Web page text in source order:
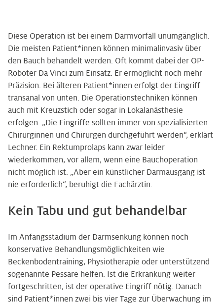
Diese Operation ist bei einem Darmvorfall unumgänglich.
Die meisten Patient*innen können minimalinvasiv über
den Bauch behandelt werden. Oft kommt dabei der OP-
Roboter Da Vinci zum Einsatz. Er ermöglicht noch mehr
Präzision. Bei älteren Patient*innen erfolgt der Eingriff
transanal von unten. Die Operationstechniken können
auch mit Kreuzstich oder sogar in Lokalanästhesie
erfolgen. „Die Eingriffe sollten immer von spezialisierten
Chirurginnen und Chirurgen durchgeführt werden“, erklärt
Lechner. Ein Rektumprolaps kann zwar leider
wiederkommen, vor allem, wenn eine Bauchoperation
nicht möglich ist. „Aber ein künstlicher Darmausgang ist
nie erforderlich“, beruhigt die Fachärztin.
Kein Tabu und gut behandelbar
Im Anfangsstadium der Darmsenkung können noch
konservative Behandlungsmöglichkeiten wie
Beckenbodentraining, Physiotherapie oder unterstützend
sogenannte Pessare helfen. Ist die Erkrankung weiter
fortgeschritten, ist der operative Eingriff nötig. Danach
sind Patient*innen zwei bis vier Tage zur Überwachung im